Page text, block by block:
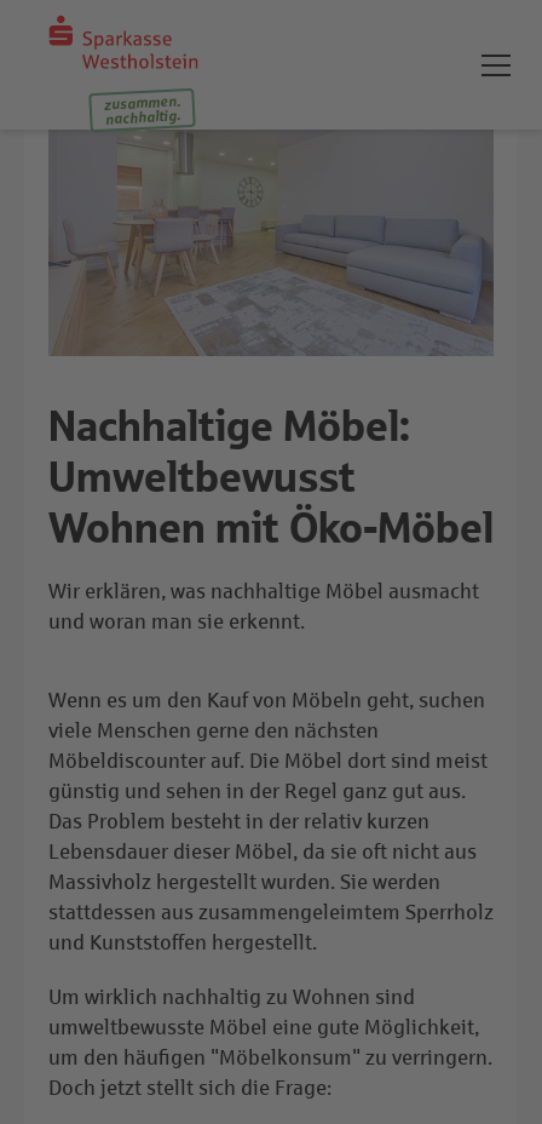
zusammen.
nachhaltig.
Nachhaltige Möbel:
Umweltbewusst
Wohnen mit Öko-Möbel
Wir erklären, was nachhaltige Möbel ausmacht
und woran man sie erkennt.
Wenn es um den Kauf von Möbeln geht, suchen
viele Menschen gerne den nächsten
Möbeldiscounter auf. Die Möbel dort sind meist
günstig und sehen in der Regel ganz gut aus.
Das Problem besteht in der relativ kurzen
Lebensdauer dieser Möbel, da sie oft nicht aus
Massivholz hergestellt wurden. Sie werden
stattdessen aus zusammengeleimtem Sperrholz
und Kunststoffen hergestellt.
Um wirklich nachhaltig zu Wohnen sind
umweltbewusste Möbel eine gute Möglichkeit,
um den häufigen "Möbelkonsum" zu verringern.
Doch jetzt stellt sich die Frage: